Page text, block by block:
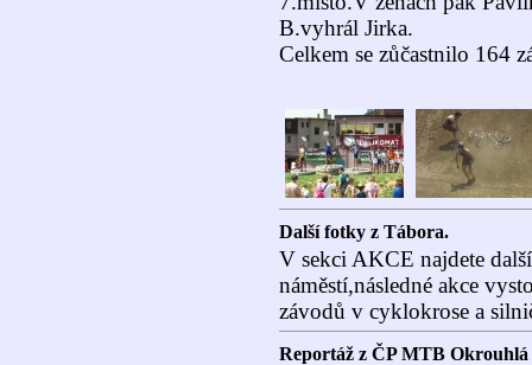
B.vyhrál Jirka.
Celkem se zůčastnilo 164
Další fotky z Tábora.
V sekci AKCE najdete
náměstí,následné akce
závodů v cyklokrose a
Reportáž z ČP MTB Okrouhlá